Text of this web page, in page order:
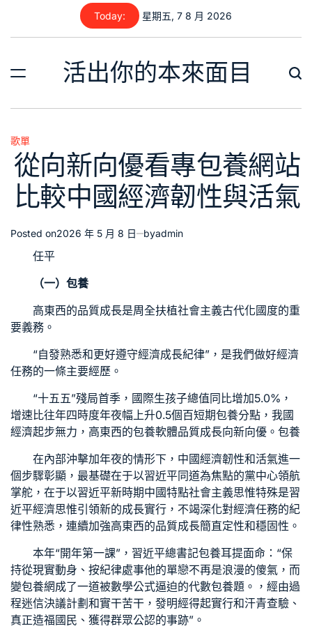
content
Today: 星期五, 7 8 月 2026
活出你的本來面目
Posted
in
歌單
從向新向優看專包養網站
比較中國經濟韌性與活氣
Posted on2026 年 5 月 8 日 byadmin
任平
（一） 包養
高東西的品質成長是周全扶植社會主義古代化國度的重
要義務。
“自發熟悉和更好遵守經濟成長紀律”，是我們做好經濟
任務的一條主要經歷。
“十五五”殘局首季，國際生孩子總值同比增加5.0%，
增速比往年四時度年夜幅上升0.5個百短期包養分點，我國
經濟起步無力，高東西的包養軟體品質成長向新向優。 包養
在內部沖擊加年夜的情形下，中國經濟韌性和活氣進一
個步驟彰顯，最基礎在于以習近平同道為焦點的黨中心領航
掌舵，在于以習近平新時期中國特點社會主義思惟特殊是習
近平經濟思惟引領新的成長實行，不竭深化對經濟任務的紀
律性熟悉，連續加強高東西的品質成長簡直定性和穩固性。
本年“開年第一課”，習近平總書記包養耳提面命：“保
持從現實動身、按紀律處事他的單戀不再是浪漫的傻氣，而
變包養網成了一道被數學公式逼迫的代數包養題。，經由過
程迷信決議計劃和實干苦干，發明經得起實行和汗青查驗、
真正造福國民、獲得群眾公認的事跡”。